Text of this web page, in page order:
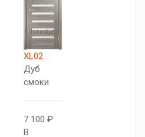
XL02
Дуб
смоки
7 100 ₽
В